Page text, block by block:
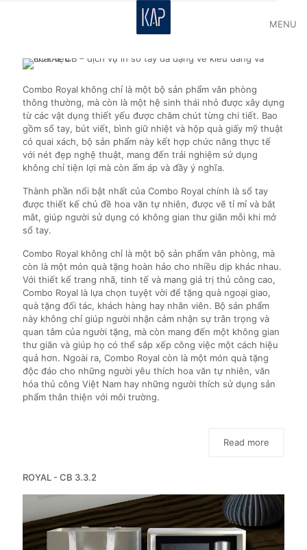
MENU
Combo Royal không chỉ là một bộ sản phẩm văn phòng
thông thường, mà còn là một hệ sinh thái nhỏ được xây dựng
từ các vật dụng thiết yếu được chăm chút từng chi tiết. Bao
gồm sổ tay, bút viết, bình giữ nhiệt và hộp quà giấy mỹ thuật
có quai xách, bộ sản phẩm này kết hợp chức năng thực tế
với nét đẹp nghệ thuật, mang đến trải nghiệm sử dụng
không chỉ tiện lợi mà còn ấm áp và đầy ý nghĩa.
Thành phần nổi bật nhất của Combo Royal chính là sổ tay
được thiết kế chủ đề hoa văn tự nhiên, được vẽ tỉ mỉ và bắt
mắt, giúp người sử dụng có không gian thư giãn mỗi khi mở
sổ tay.
Combo Royal không chỉ là một bộ sản phẩm văn phòng, mà
còn là một món quà tặng hoàn hảo cho nhiều dịp khác nhau.
Với thiết kế trang nhã, tinh tế và mang giá trị thủ công cao,
Combo Royal là lựa chọn tuyệt vời để tặng quà ngoại giao,
quà tặng đối tác, khách hàng hay nhân viên. Bộ sản phẩm
này không chỉ giúp người nhận cảm nhận sự trân trọng và
quan tâm của người tặng, mà còn mang đến một không gian
thư giãn và giúp họ có thể sắp xếp công việc một cách hiệu
quả hơn. Ngoài ra, Combo Royal còn là một món quà tặng
độc đáo cho những người yêu thích hoa văn tự nhiên, văn
hóa thủ công Việt Nam hay những người thích sử dụng sản
phẩm thân thiện với môi trường.
Read more
ROYAL - CB 3.3.2